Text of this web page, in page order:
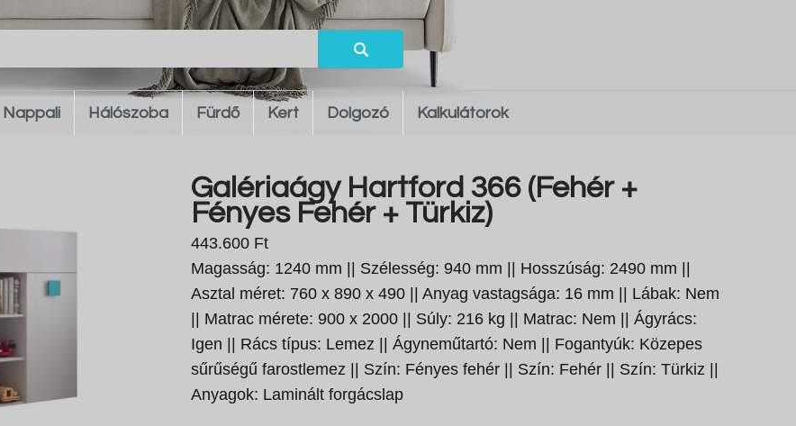
Nappali Hálószoba Fürdő Kert Dolgozó Kalkulátorok
Galériaágy Hartford 366 (Fehér +
Fényes Fehér + Türkiz)
443.600 Ft
Magasság: 1240 mm || Szélesség: 940 mm || Hosszúság: 2490 mm ||
Asztal méret: 760 x 890 x 490 || Anyag vastagsága: 16 mm || Lábak: Nem
|| Matrac mérete: 900 x 2000 || Súly: 216 kg || Matrac: Nem || Ágyrács:
Igen || Rács típus: Lemez || Ágyneműtartó: Nem || Fogantyúk: Közepes
sűrűségű farostlemez || Szín: Fényes fehér || Szín: Fehér || Szín: Türkiz ||
Anyagok: Laminált forgácslap